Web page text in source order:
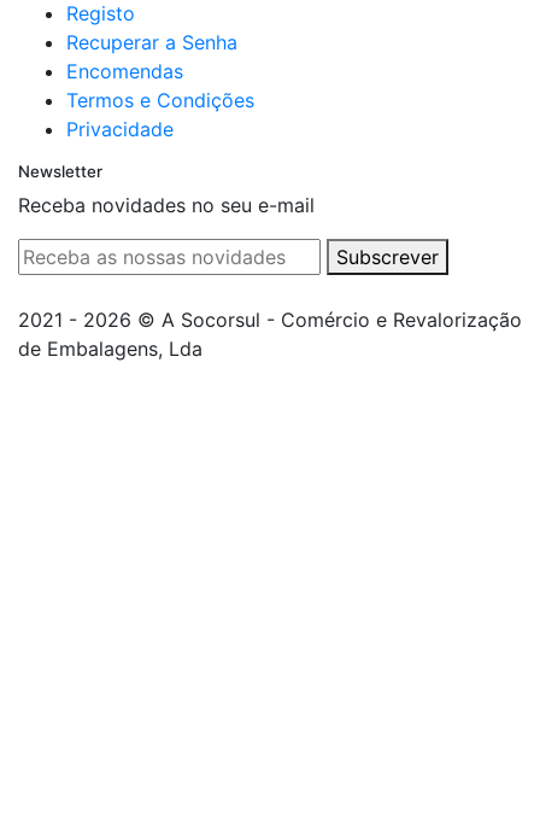
Registo
Recuperar a Senha
Encomendas
Termos e Condições
Privacidade
Newsletter
Receba novidades no seu e-mail
Subscrever
2021 - 2026 © A Socorsul - Comércio e Revalorização
de Embalagens, Lda